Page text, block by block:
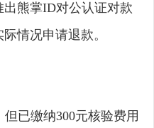
熊掌ID对公认证对款
情况申请退款。
已缴纳300元核验费用